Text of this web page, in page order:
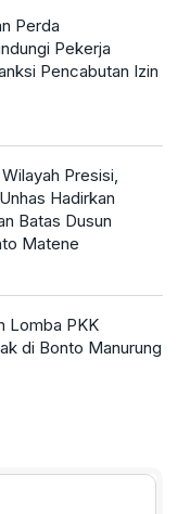
Perda
Pekerja
Pencabutan Izin
Presisi,
Hadirkan
Batas Dusun
Matene
Lomba PKK
di Bonto Manurung